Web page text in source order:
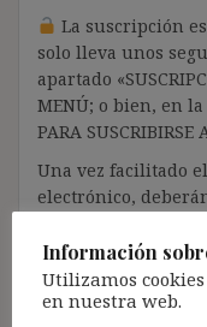
La suscripción
solo lleva unos
apartado
MENÚ; o bien, en
PARA SUSCRIBIRSE
Una vez facilitado
electrónico,
registrado (según
revisar la bandeja
Más de 11.500
Información
Utilizamos
en nuestra web.